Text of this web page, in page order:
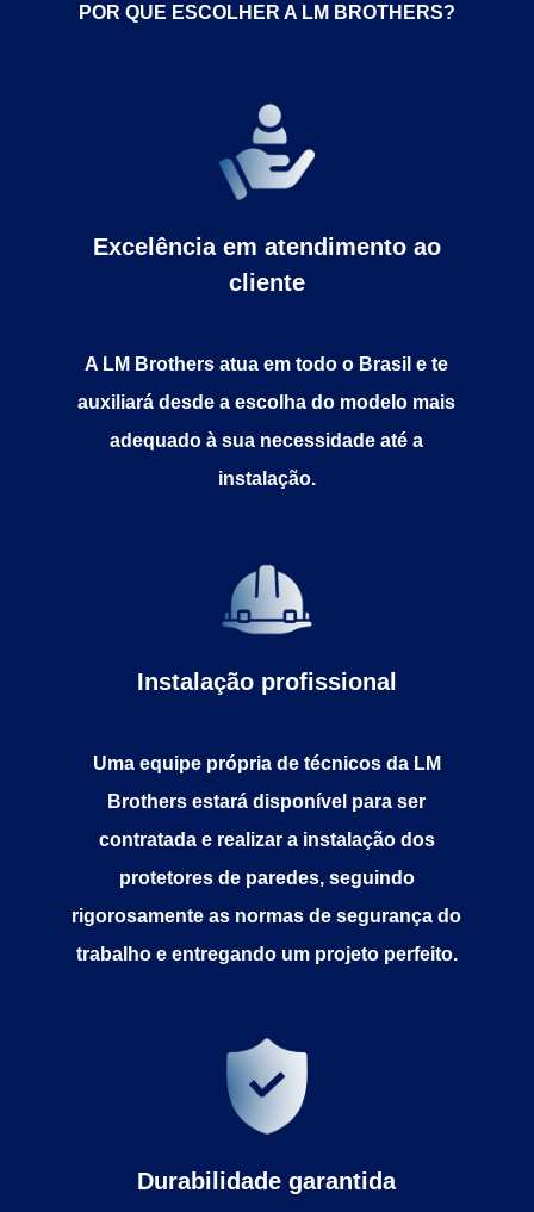
POR QUE ESCOLHER A LM BROTHERS?
Excelência em atendimento ao
cliente
A LM Brothers atua em todo o Brasil e te
auxiliará desde a escolha do modelo mais
adequado à sua necessidade até a
instalação.
Instalação profissional
Uma equipe própria de técnicos da LM
Brothers estará disponível para ser
contratada e realizar a instalação dos
protetores de paredes, seguindo
rigorosamente as normas de segurança do
trabalho e entregando um projeto perfeito.
Durabilidade garantida